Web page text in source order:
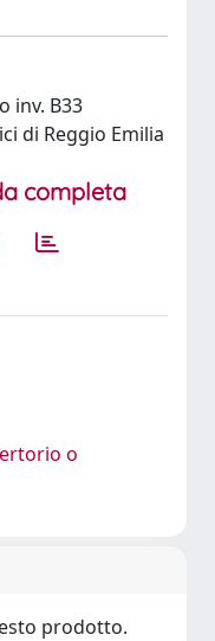
inv. B33
di Reggio Emilia
completa
o
prodotto.